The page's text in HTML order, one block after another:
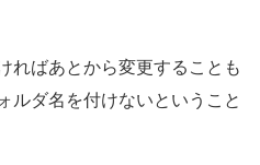
ればあとから変更することも
ルダ名を付けないということ